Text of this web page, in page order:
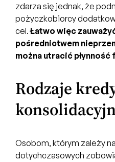
zdarza się jednak, że
pożyczkobiorcy
cel.Łatwo więc
pośrednictwem
można utracić płynność
Rodzaje
Osobom, którym zależy
dotychczasowych